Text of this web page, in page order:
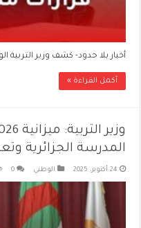
أخبار بلا حدود- كشف وزير
أكمل القراءة »
المدرسة الجزائرية
24 أكتوبر، 2025 الوطني 0